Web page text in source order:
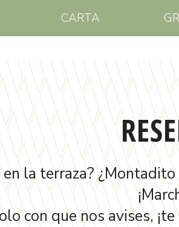
CARTA
en la terraza?
con que nos avises,